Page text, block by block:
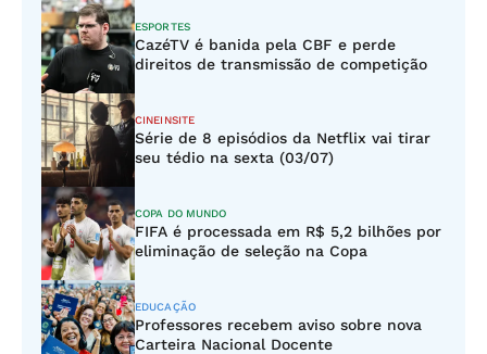
ESPORTES
CazéTV é banida pela CBF e perde
direitos de transmissão de competição
CINEINSITE
Série de 8 episódios da Netflix vai tirar
seu tédio na sexta (03/07)
COPA DO MUNDO
FIFA é processada em R$ 5,2 bilhões por
eliminação de seleção na Copa
EDUCAÇÃO
Professores recebem aviso sobre nova
Carteira Nacional Docente